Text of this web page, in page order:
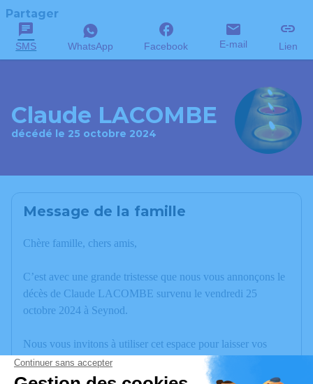
Partager
SMS WhatsApp Facebook E-mail Lien
Claude LACOMBE
décédé le 25 octobre 2024
Message de la famille
Chère famille, chers amis,
C’est avec une grande tristesse que nous vous annonçons le
décès de Claude LACOMBE survenu le vendredi 25
octobre 2024 à Seynod.
Nous vous invitons à utiliser cet espace pour laisser vos
condoléances, partager des photos souvenirs, une anecdote
ou exprimer vos pensées à travers des poèmes ou des textes.